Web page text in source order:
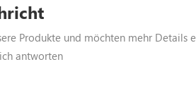
Produkte und möchten mehr
antworten